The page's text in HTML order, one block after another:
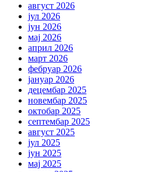
август 2026
јул 2026
јун 2026
мај 2026
април 2026
март 2026
фебруар 2026
јануар 2026
децембар 2025
новембар 2025
октобар 2025
септембар 2025
август 2025
јул 2025
јун 2025
мај 2025